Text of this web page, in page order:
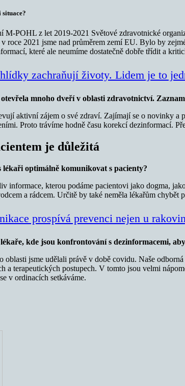
situace?
M-POHL z let 2019-2021 Světové zdravotnické
roce 2021 jsme nad průměrem zemí EU. Bylo by
které ale neumíme dostatečně dobře třídit a
zachraňují životy. Lidem je to
mnoho dveří v oblasti zdravotnictví.
aktivní zájem o své zdraví. Zajímají se o novinky a
Proto trávíme hodně času korekcí dezinformací.
je důležitá
lékaři optimálně komunikovat s pacienty?
informace, kterou podáme pacientovi jako dogma,
a rádcem. Určitě by také neměla lékařům chybět
prospívá prevenci nejen u
kde jsou konfrontování s dezinformacemi,
jsme udělali právě v době covidu. Naše
a terapeutických postupech. V tomto jsou velmi
v ordinacích setkáváme.